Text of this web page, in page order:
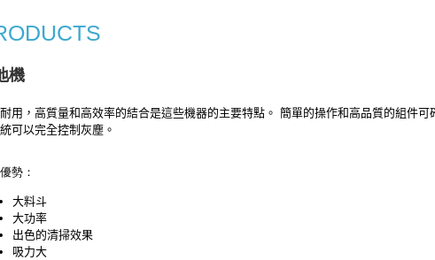
機
用，高質量和高效率的結合是這些機器的主要特點。 簡單的操作和高品質的組件可
可以完全控制灰塵。
勢：
大料斗
大功率
出色的清掃效果
吸力大